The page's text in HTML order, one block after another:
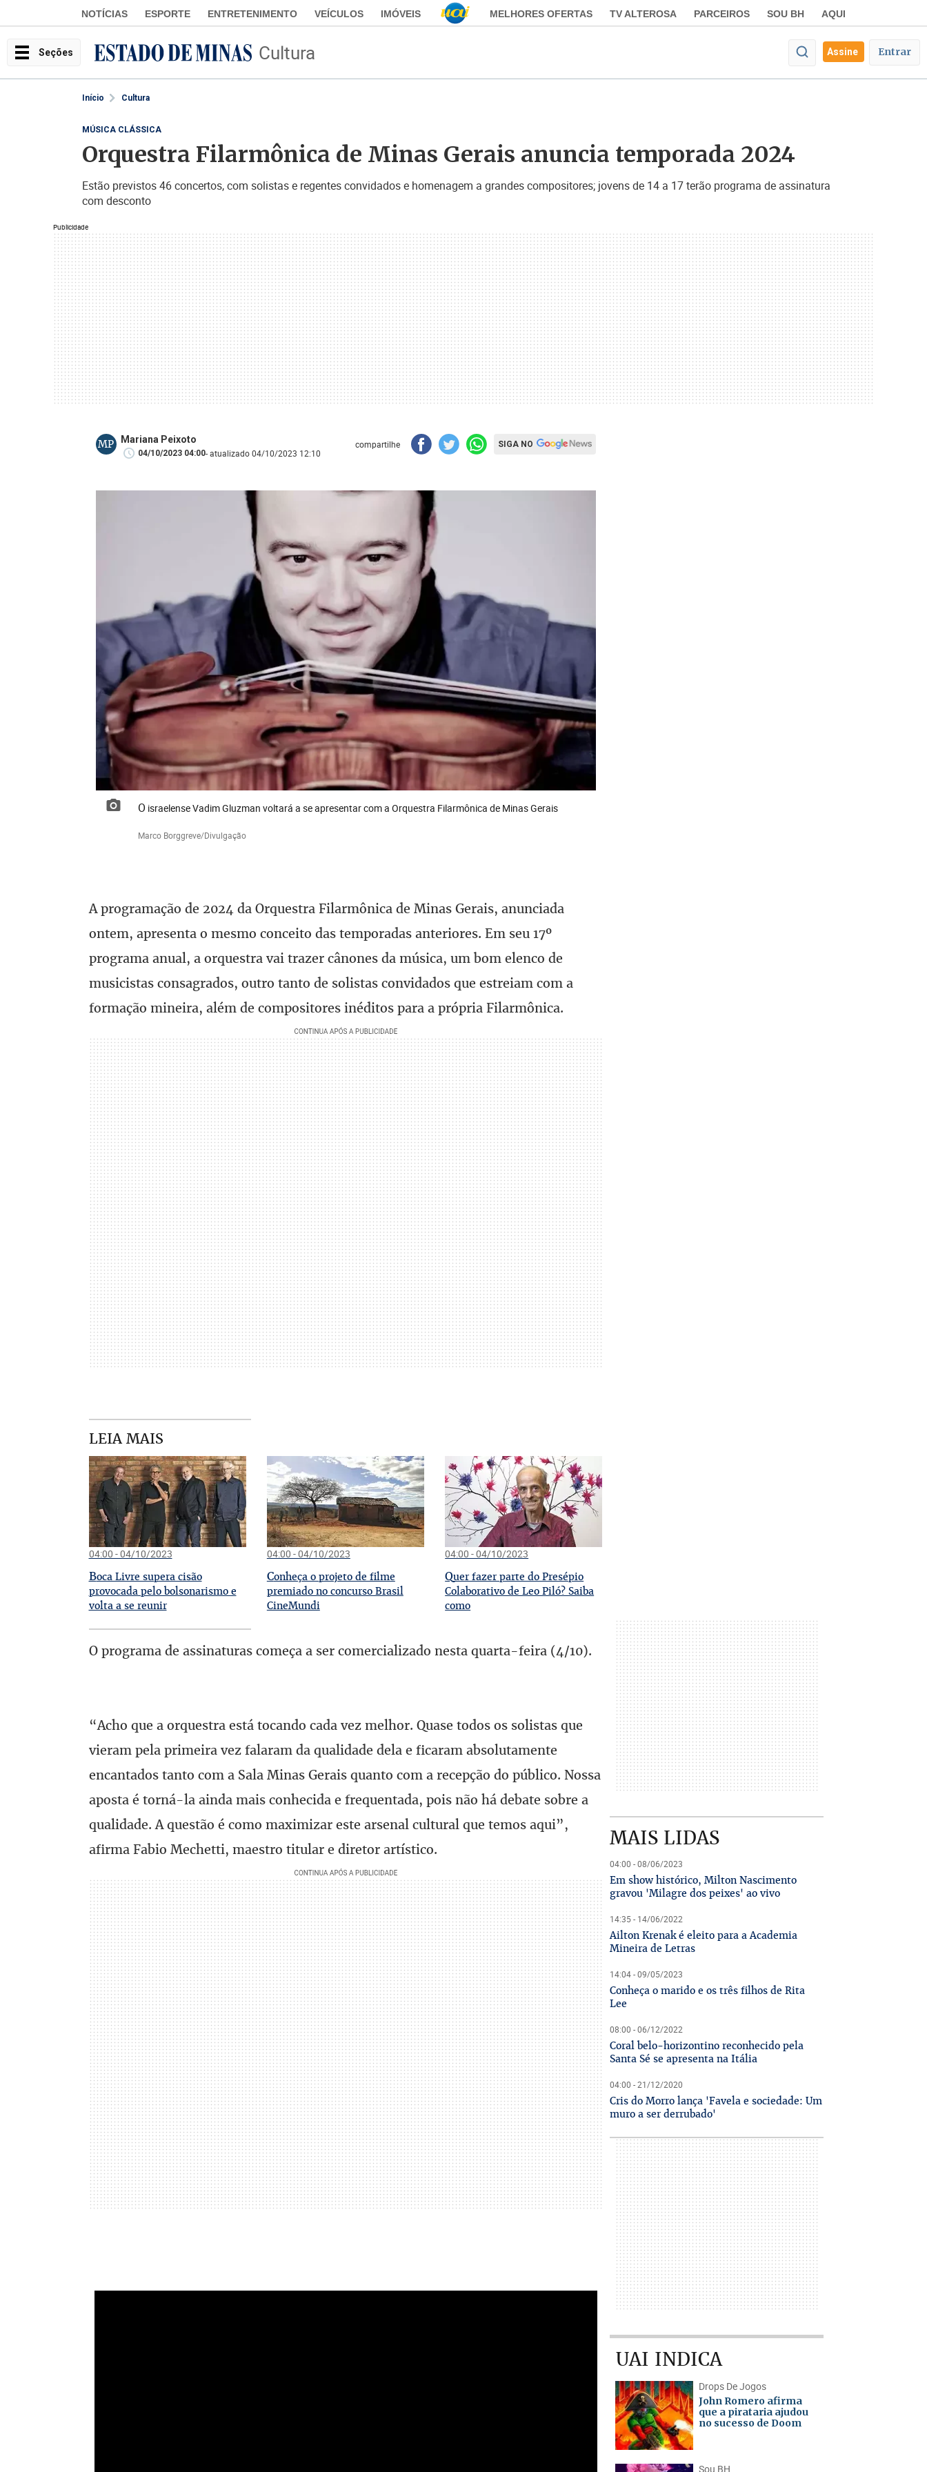
NOTÍCIAS ESPORTE ENTRETENIMENTO VEÍCULOS IMÓVEIS MELHORES OFERTAS TV ALTEROSA PARCEIROS SOU BH AQUI
Seções Cultura Assine Entrar
Início Cultura
Publicidade
MÚSICA CLÁSSICA
Orquestra Filarmônica de Minas Gerais anuncia temporada 2024
Estão previstos 46 concertos, com solistas e regentes convidados e homenagem a grandes compositores; jovens de 14 a 17 terão programa de assinatura
com desconto
MP Mariana Peixoto
04/10/2023 04:00- atualizado 04/10/2023 12:10
compartilhe SIGA NO
O israelense Vadim Gluzman voltará a se apresentar com a Orquestra Filarmônica de Minas Gerais
Marco Borggreve/Divulgação
A programação de 2024 da Orquestra Filarmônica de Minas Gerais, anunciada
ontem, apresenta o mesmo conceito das temporadas anteriores. Em seu 17º
programa anual, a orquestra vai trazer cânones da música, um bom elenco de
musicistas consagrados, outro tanto de solistas convidados que estreiam com a
formação mineira, além de compositores inéditos para a própria Filarmônica.
LEIA MAIS
04:00 - 04/10/2023
Boca Livre supera cisão
provocada pelo bolsonarismo e
volta a se reunir
04:00 - 04/10/2023
Conheça o projeto de filme
premiado no concurso Brasil
CineMundi
04:00 - 04/10/2023
Quer fazer parte do Presépio
Colaborativo de Leo Piló? Saiba
como
O programa de assinaturas começa a ser comercializado nesta quarta-feira (4/10).
“Acho que a orquestra está tocando cada vez melhor. Quase todos os solistas que
vieram pela primeira vez falaram da qualidade dela e ficaram absolutamente
encantados tanto com a Sala Minas Gerais quanto com a recepção do público. Nossa
aposta é torná-la ainda mais conhecida e frequentada, pois não há debate sobre a
qualidade. A questão é como maximizar este arsenal cultural que temos aqui”,
afirma Fabio Mechetti, maestro titular e diretor artístico.
MAIS LIDAS
04:00 - 08/06/2023
Em show histórico, Milton Nascimento
gravou 'Milagre dos peixes' ao vivo
14:35 - 14/06/2022
Ailton Krenak é eleito para a Academia
Mineira de Letras
14:04 - 09/05/2023
Conheça o marido e os três filhos de Rita
Lee
08:00 - 06/12/2022
Coral belo-horizontino reconhecido pela
Santa Sé se apresenta na Itália
04:00 - 21/12/2020
Cris do Morro lança 'Favela e sociedade: Um
muro a ser derrubado'
UAI INDICA
Drops De Jogos
John Romero afirma
que a pirataria ajudou
no sucesso de Doom
Sou BH